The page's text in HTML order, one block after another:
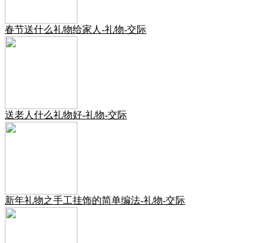
春节送什么礼物给家人-礼物-交际
送老人什么礼物好-礼物-交际
新年礼物之手工挂饰的简单编法-礼物-交际